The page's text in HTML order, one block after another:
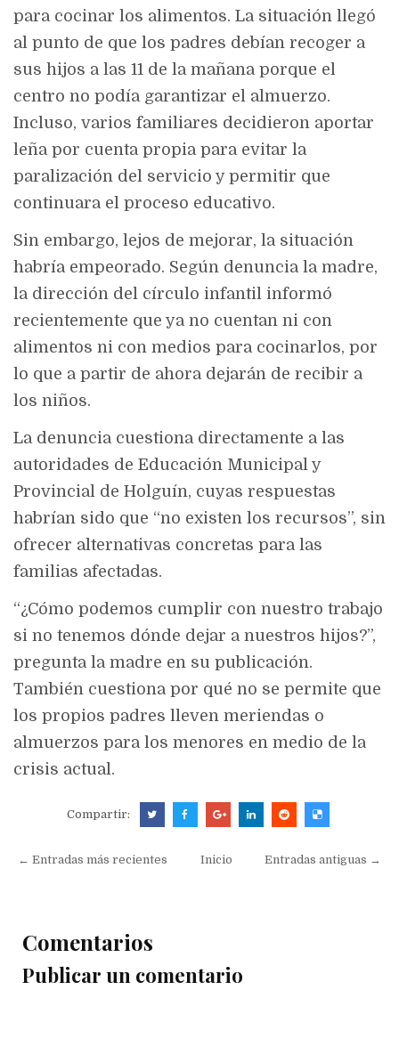
para cocinar los alimentos. La situación llegó
al punto de que los padres debían recoger a
sus hijos a las 11 de la mañana porque el
centro no podía garantizar el almuerzo.
Incluso, varios familiares decidieron aportar
leña por cuenta propia para evitar la
paralización del servicio y permitir que
continuara el proceso educativo.
Sin embargo, lejos de mejorar, la situación
habría empeorado. Según denuncia la madre,
la dirección del círculo infantil informó
recientemente que ya no cuentan ni con
alimentos ni con medios para cocinarlos, por
lo que a partir de ahora dejarán de recibir a
los niños.
La denuncia cuestiona directamente a las
autoridades de Educación Municipal y
Provincial de Holguín, cuyas respuestas
habrían sido que “no existen los recursos”, sin
ofrecer alternativas concretas para las
familias afectadas.
“¿Cómo podemos cumplir con nuestro trabajo
si no tenemos dónde dejar a nuestros hijos?”,
pregunta la madre en su publicación.
También cuestiona por qué no se permite que
los propios padres lleven meriendas o
almuerzos para los menores en medio de la
crisis actual.
Compartir:
← Entradas más recientes Entradas antiguas →
Inicio
Comentarios
Publicar un comentario